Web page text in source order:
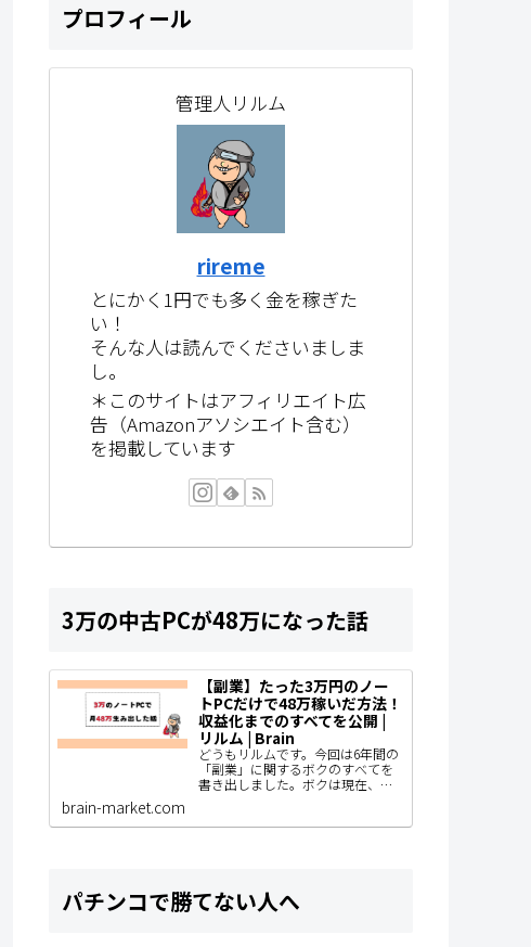
プロフィール
管理人リルム
rireme
とにかく1円でも多く金を稼ぎた
い！
そんな人は読んでくださいましま
し。
＊このサイトはアフィリエイト広
告（Amazonアソシエイト含む）
を掲載しています
3万の中古PCが48万になった話
【副業】たった3万円のノー
トPCだけで48万稼いだ方法！
収益化までのすべてを公開 |
リルム | Brain
どうもリルムです。今回は6年間の
「副業」に関するボクのすべてを
書き出しました。ボクは現在、ブ
ンテンツ販売なども着手している
brain-market.com
パチンコで勝てない人へ